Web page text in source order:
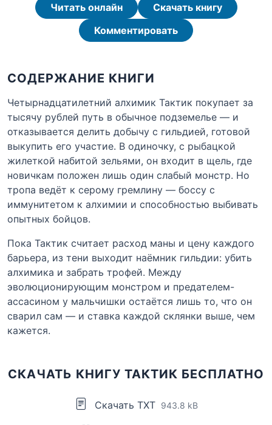
Читать онлайн
Скачать книгу
Комментировать
СОДЕРЖАНИЕ КНИГИ
Четырнадцатилетний алхимик Тактик покупает за
тысячу рублей путь в обычное подземелье — и
отказывается делить добычу с гильдией, готовой
выкупить его участие. В одиночку, с рыбацкой
жилеткой набитой зельями, он входит в щель, где
новичкам положен лишь один слабый монстр. Но
тропа ведёт к серому гремлину — боссу с
иммунитетом к алхимии и способностью выбивать
опытных бойцов.
Пока Тактик считает расход маны и цену каждого
барьера, из тени выходит наёмник гильдии: убить
алхимика и забрать трофей. Между
эволюционирующим монстром и предателем-
ассасином у мальчишки остаётся лишь то, что он
сварил сам — и ставка каждой склянки выше, чем
кажется.
СКАЧАТЬ КНИГУ ТАКТИК БЕСПЛАТНО
Скачать TXT 943.8 kB